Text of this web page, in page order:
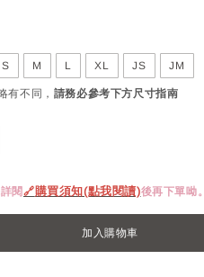
S M L XL JS JM
有不同， 請務必參考下方尺寸指南
閱🔗購買須知(點我閱讀)後再下單呦。
加入購物車